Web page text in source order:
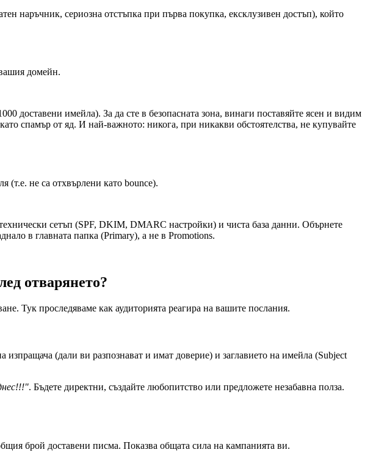
наръчник, сериозна отстъпка при първа покупка, ексклузивен достъп), който
домейн.
доставени имейла). За да сте в безопасната зона, винаги поставяйте ясен и видим
спамър от яд. И най-важното: никога, при никакви обстоятелства, не купувайте
(т.е. не са отхвърлени като bounce).
сетъп (SPF, DKIM, DMARC настройки) и чиста база данни. Обърнете
в главната папка (Primary), а не в Promotions.
отварянето?
Тук проследяваме как аудиторията реагира на вашите послания.
(дали ви разпознават и имат доверие) и заглавието на имейла (Subject
. Бъдете директни, създайте любопитство или предложете незабавна полза.
брой доставени писма. Показва общата сила на кампанията ви.